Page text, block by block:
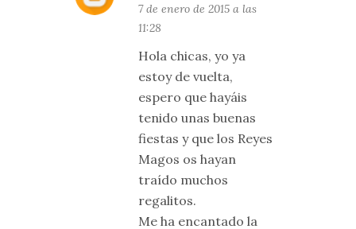
7 de enero de 2015 a las
11:28
Hola chicas, yo ya
estoy de vuelta,
espero que hayáis
tenido unas buenas
fiestas y que los Reyes
Magos os hayan
traído muchos
regalitos.
Me ha encantado la